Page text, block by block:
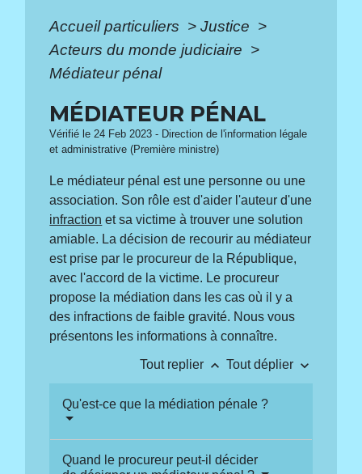
Accueil particuliers > Justice >
Acteurs du monde judiciaire >
Médiateur pénal
MÉDIATEUR PÉNAL
Vérifié le 24 Feb 2023 - Direction de l'information légale
et administrative (Première ministre)
Le médiateur pénal est une personne ou une
association. Son rôle est d'aider l'auteur d'une
infraction et sa victime à trouver une solution
amiable. La décision de recourir au médiateur
est prise par le procureur de la République,
avec l'accord de la victime. Le procureur
propose la médiation dans les cas où il y a
des infractions de faible gravité. Nous vous
présentons les informations à connaître.
Tout replier keyboard_arrow_up Tout déplier keyboard_arrow_down
Qu'est-ce que la médiation pénale ?
Quand le procureur peut-il décider